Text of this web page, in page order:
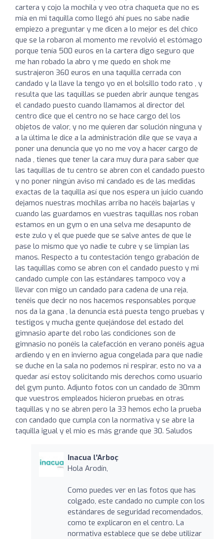
cartera y cojo la mochila y veo otra chaqueta que no es
mía en mi taquilla como llegó ahí pues no sabe nadie
empiezo a preguntar y me dicen a lo mejor es del chico
que se la robaron al momento me revolvió el estómago
porque tenía 500 euros en la cartera digo seguro que
me han robado la abro y me quedo en shok me
sustrajeron 360 euros en una taquilla cerrada con
candado y la llave la tengo yo en el bolsillo todo rato , y
resulta que las taquillas se pueden abrir aunque tengas
el candado puesto cuando llamamos al director del
centro dice que el centro no se hace cargo del los
objetos de valor, y no me quieren dar solución ninguna y
a la última le dice a la administración dile que se vaya a
poner una denuncia que yo no me voy a hacer cargo de
nada , tienes que tener la cara muy dura para saber que
las taquillas de tu centro se abren con el candado puesto
y no poner ningún aviso mi candado es de las medidas
exactas de la taquilla así que nos espera un juicio cuando
dejamos nuestras mochilas arriba no hacéis bajarlas y
cuando las guardamos en vuestras taquillas nos roban
estamos en un gym o en una selva me desapunto de
este zulo y el que puede que se salve antes de que le
pase lo mismo que yo nadie te cubre y se limpian las
manos. Respecto a tu contestación tengo grabación de
las taquillas como se abren con el candado puesto y mi
candado cumple con las estándares tampoco voy a
llevar con migo un candado para cadena de una reja,
tenéis que decir no nos hacemos responsables porque
nos da la gana , la denuncia está puesta tengo pruebas y
testigos y mucha gente quejándose del estado del
gimnasio aparte del robo las condiciones son de
gimnasio no ponéis la calefacción en verano ponéis agua
ardiendo y en en invierno agua congelada para que nadie
se duche en la sala no podemos ni respirar, esto no va a
quedar así estoy solicitando mis derechos como usuario
del gym punto. Adjunto fotos con un candado de 30mm
que vuestros empleados hicieron pruebas en otras
taquillas y no se abren pero la 33 hemos echo la prueba
con candado que cumpla con la normativa y se abre la
taquilla igual y el mio es más grande que 30. Saludos
Inacua l'Arboç
Hola Arodín,
Como puedes ver en las fotos que has
colgado, este candado no cumple con los
estándares de seguridad recomendados,
como te explicaron en el centro. La
normativa establece que se debe utilizar